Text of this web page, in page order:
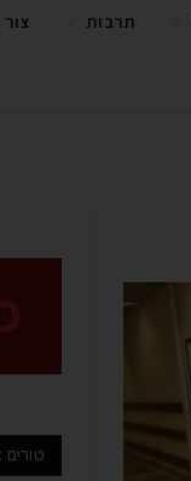
תרבות
טורים